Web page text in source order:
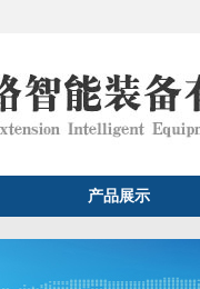
产品展示